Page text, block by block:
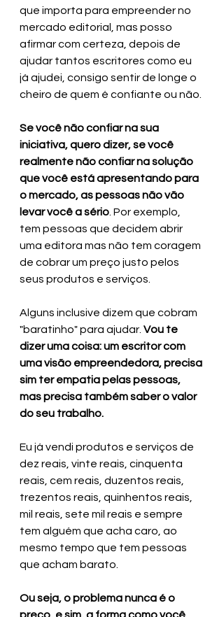
que importa para empreender no
mercado editorial, mas posso
afirmar com certeza, depois de
ajudar tantos escritores como eu
já ajudei, consigo sentir de longe o
cheiro de quem é confiante ou não.
Se você não confiar na sua
iniciativa, quero dizer, se você
realmente não confiar na solução
que você está apresentando para
o mercado, as pessoas não vão
levar você a sério . Por exemplo,
tem pessoas que decidem abrir
uma editora mas não tem coragem
de cobrar um preço justo pelos
seus produtos e serviços.
Alguns inclusive dizem que cobram
"baratinho" para ajudar. Vou te
dizer uma coisa: um escritor com
uma visão empreendedora, precisa
sim ter empatia pelas pessoas,
mas precisa também saber o valor
do seu trabalho.
Eu já vendi produtos e serviços de
dez reais, vinte reais, cinquenta
reais, cem reais, duzentos reais,
trezentos reais, quinhentos reais,
mil reais, sete mil reais e sempre
tem alguém que acha caro, ao
mesmo tempo que tem pessoas
que acham barato.
Ou seja, o problema nunca é o